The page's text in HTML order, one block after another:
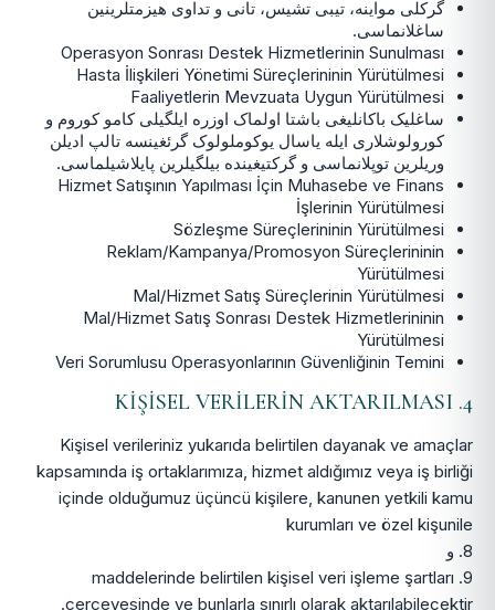
گرکلی مواینه، تیبی تشیس، تانی و تداوی هیزمتلرینین
ساغلانماسی.
Operasyon Sonrası Destek Hizmetlerinin Sunulması
Hasta İlişkileri Yönetimi Süreçlerininin Yürütülmesi
Faaliyetlerin Mevzuata Uygun Yürütülmesi
ساغلیک باکانلیغی باشتا اولماک اوزره ایلگیلی کامو کوروم و
کورولوشلاری ایله یاسال یوکوملولوک گرئغینسه تالپ ادیلن
وریلرین توپلانماسی و گرکتیغینده بیلگیلرین پایلاشیلماسی.
Hizmet Satışının Yapılması İçin Muhasebe ve Finans
İşlerinin Yürütülmesi
Sözleşme Süreçlerininin Yürütülmesi
Reklam/Kampanya/Promosyon Süreçlerininin
Yürütülmesi
Mal/Hizmet Satış Süreçlerinin Yürütülmesi
Mal/Hizmet Satış Sonrası Destek Hizmetlerininin
Yürütülmesi
Veri Sorumlusu Operasyonlarının Güvenliğinin Temini
4. KİŞİSEL VERİLERİN AKTARILMASI
Kişisel verileriniz yukarıda belirtilen dayanak ve amaçlar
kapsamında iş ortaklarımıza, hizmet aldığımız veya iş birliği
içinde olduğumuz üçüncü kişilere, kanunen yetkili kamu
kurumları ve özel kişunile
8. و
9. maddelerinde belirtilen kişisel veri işleme şartları
çerçevesinde ve bunlarla sınırlı olarak aktarılabilecektir.